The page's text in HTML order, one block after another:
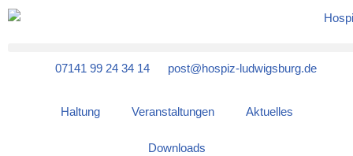
07141 99 24 34 14 post@hospiz-ludwigsburg.de
Haltung Veranstaltungen Aktuelles
Downloads